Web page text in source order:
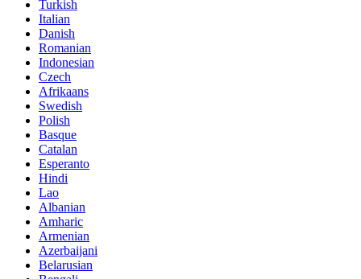
Turkish
Italian
Danish
Romanian
Indonesian
Czech
Afrikaans
Swedish
Polish
Basque
Catalan
Esperanto
Hindi
Lao
Albanian
Amharic
Armenian
Azerbaijani
Belarusian